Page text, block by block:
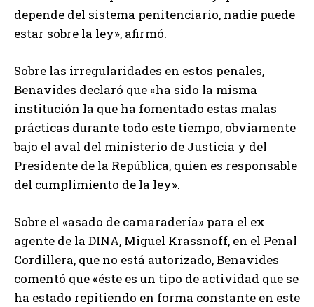
depende del sistema penitenciario, nadie puede
estar sobre la ley», afirmó.
Sobre las irregularidades en estos penales,
Benavides declaró que «ha sido la misma
institución la que ha fomentado estas malas
prácticas durante todo este tiempo, obviamente
bajo el aval del ministerio de Justicia y del
Presidente de la República, quien es responsable
del cumplimiento de la ley».
Sobre el «asado de camaradería» para el ex
agente de la DINA, Miguel Krassnoff, en el Penal
Cordillera, que no está autorizado, Benavides
comentó que «éste es un tipo de actividad que se
ha estado repitiendo en forma constante en este